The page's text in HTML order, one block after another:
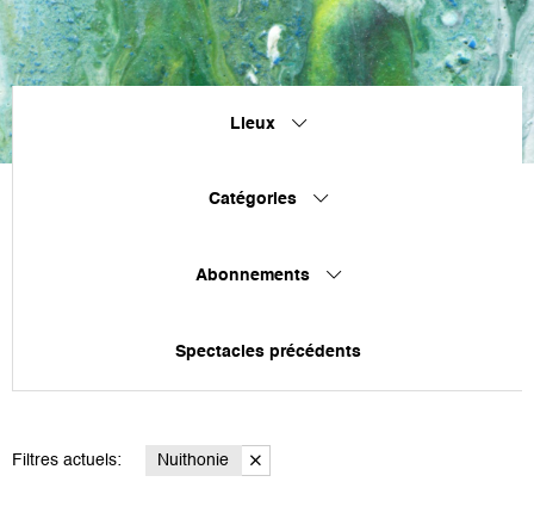
Lieux
Catégories
Abonnements
Spectacles précédents
Filtres actuels: Nuithonie